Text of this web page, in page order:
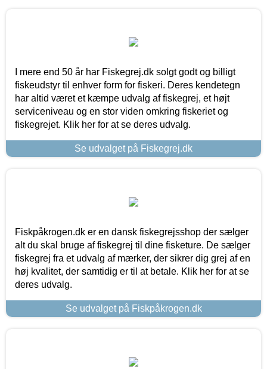
I mere end 50 år har Fiskegrej.dk solgt godt og billigt
fiskeudstyr til enhver form for fiskeri. Deres kendetegn
har altid været et kæmpe udvalg af fiskegrej, et højt
serviceniveau og en stor viden omkring fiskeriet og
fiskegrejet. Klik her for at se deres udvalg.
Se udvalget på Fiskegrej.dk
Fiskpåkrogen.dk er en dansk fiskegrejsshop der sælger
alt du skal bruge af fiskegrej til dine fisketure. De sælger
fiskegrej fra et udvalg af mærker, der sikrer dig grej af en
høj kvalitet, der samtidig er til at betale. Klik her for at se
deres udvalg.
Se udvalget på Fiskpåkrogen.dk